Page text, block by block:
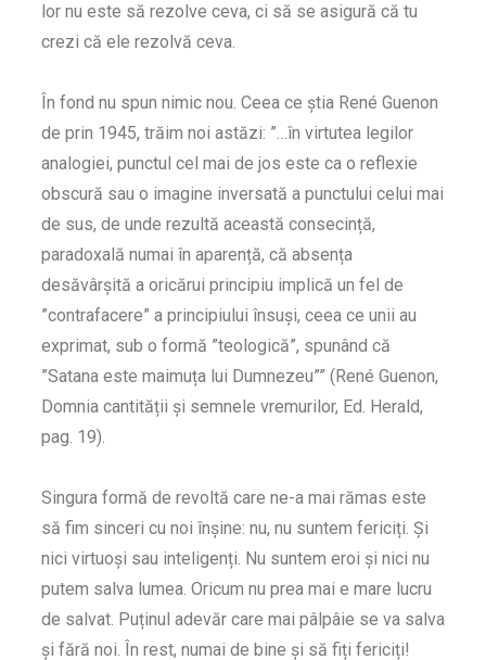
lor nu este să rezolve ceva, ci să se asigură că tu
crezi că ele rezolvă ceva.
În fond nu spun nimic nou. Ceea ce știa René Guenon
de prin 1945, trăim noi astăzi: ”…în virtutea legilor
analogiei, punctul cel mai de jos este ca o reflexie
obscură sau o imagine inversată a punctului celui mai
de sus, de unde rezultă această consecință,
paradoxală numai în aparență, că absența
desăvârșită a oricărui principiu implică un fel de
”contrafacere” a principiului însuși, ceea ce unii au
exprimat, sub o formă ”teologică”, spunând că
”Satana este maimuța lui Dumnezeu”” (René Guenon,
Domnia cantității și semnele vremurilor, Ed. Herald,
pag. 19).
Singura formă de revoltă care ne-a mai rămas este
să fim sinceri cu noi înșine: nu, nu suntem fericiți. Și
nici virtuoși sau inteligenți. Nu suntem eroi și nici nu
putem salva lumea. Oricum nu prea mai e mare lucru
de salvat. Puținul adevăr care mai pâlpâie se va salva
și fără noi. În rest, numai de bine și să fiți fericiți!